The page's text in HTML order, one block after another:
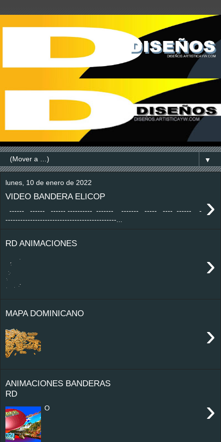
▼
lunes, 10 de enero de 2022
VIDEO BANDERA ELICOP ›
------ ------ ------ ---------- ------- ------- ----- ---- ------ -
---------------------------------------------...
RD ANIMACIONES
›
MAPA DOMINICANO
›
ANIMACIONES BANDERAS
RD
›
O